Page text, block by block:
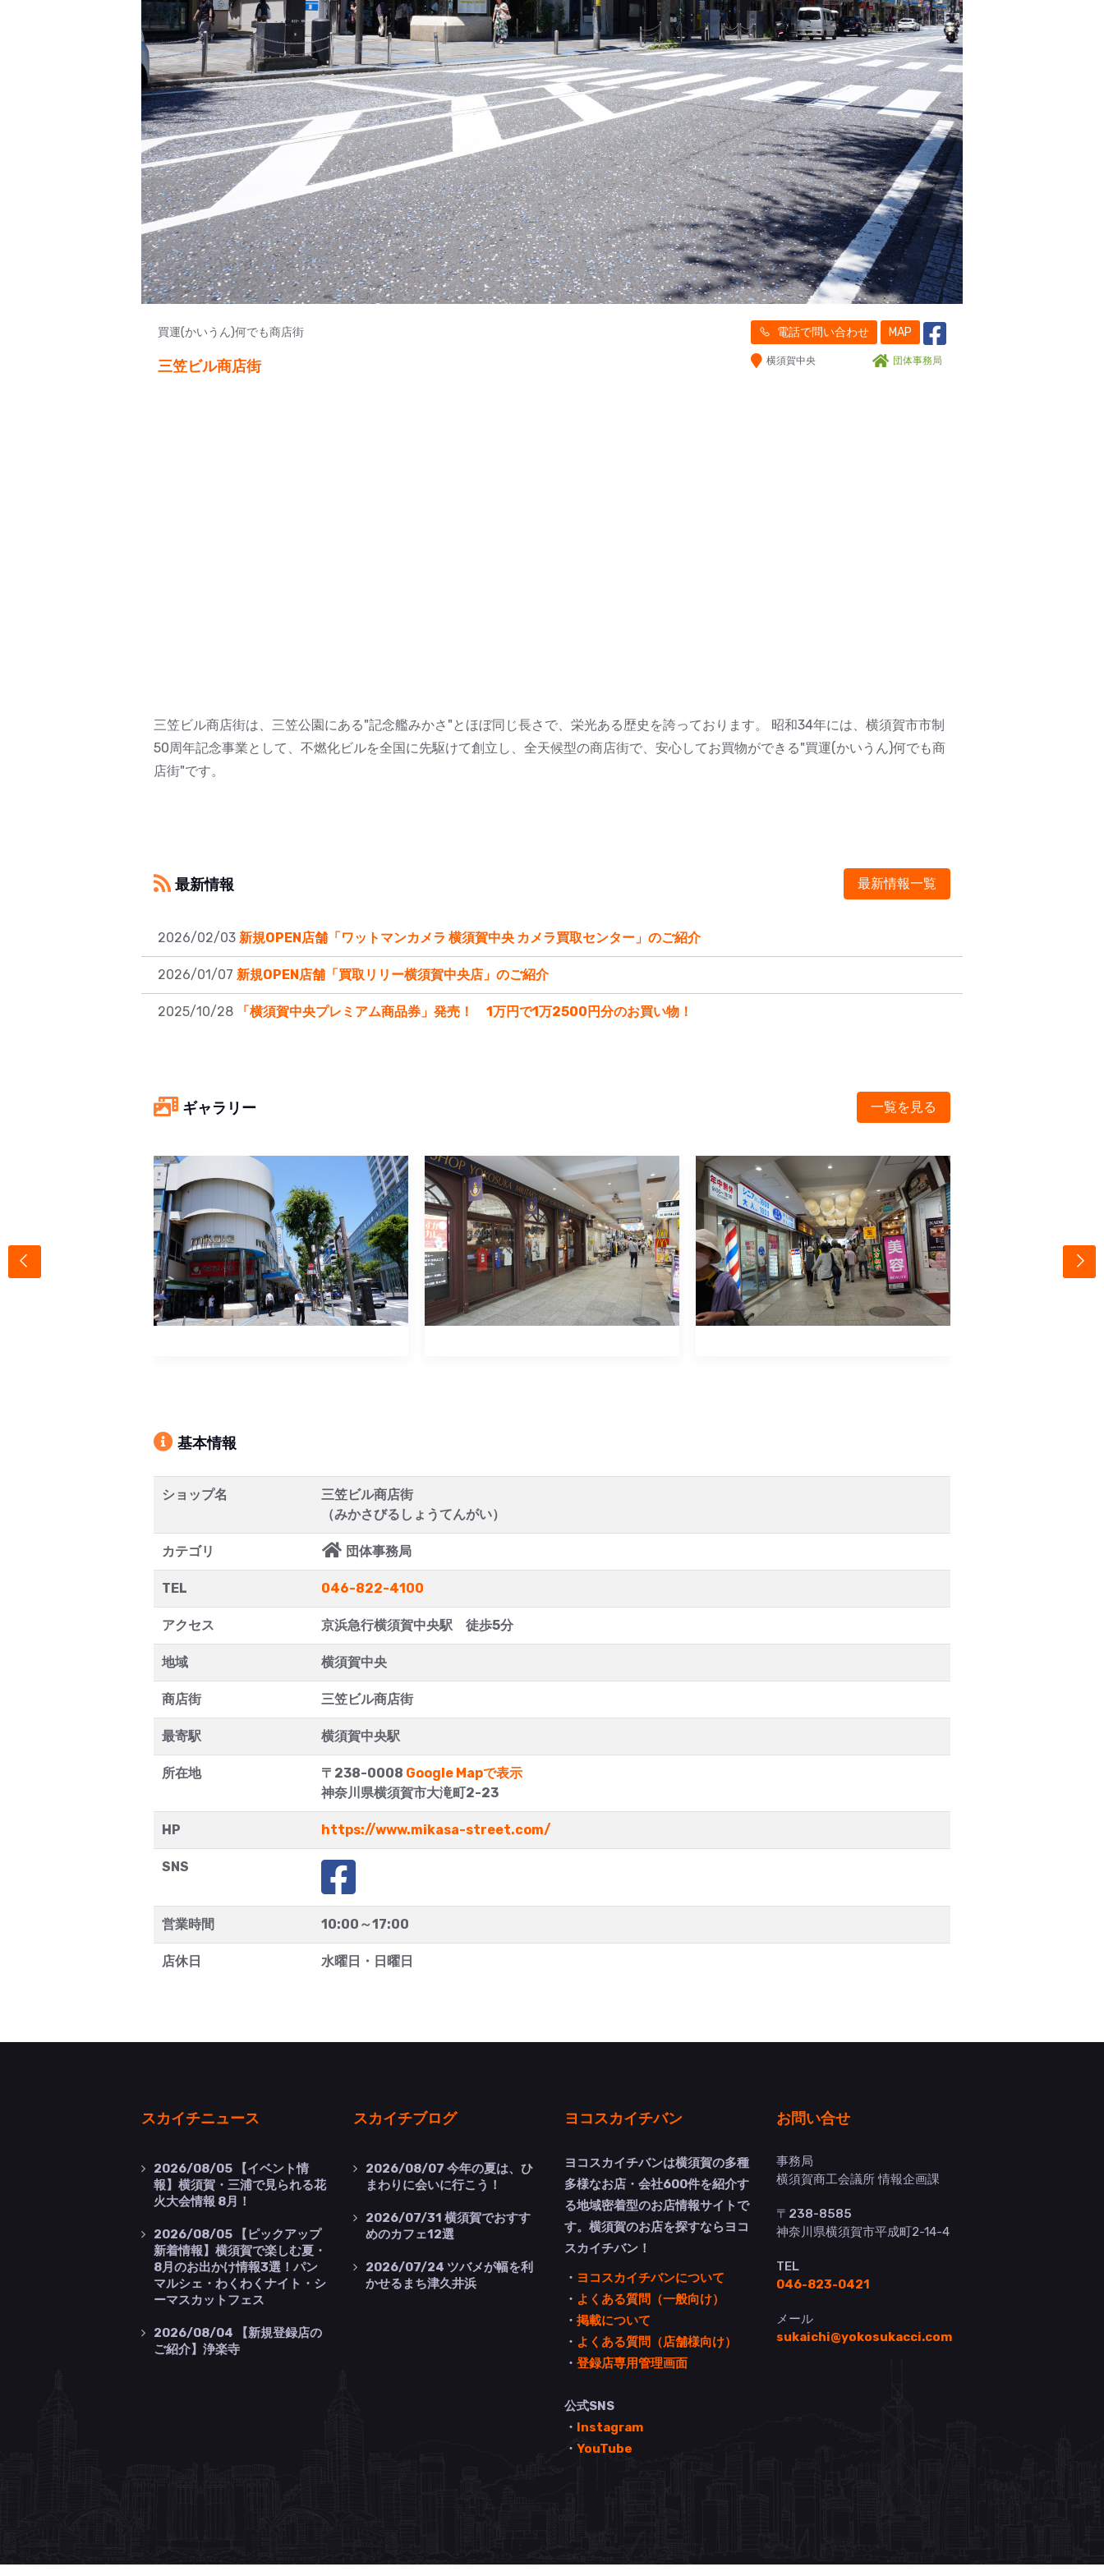
買運(かいうん)何でも商店街
三笠ビル商店街
電話で問い合わせ MAP
横須賀中央 団体事務局
三笠ビル商店街は、三笠公園にある"記念艦みかさ"とほぼ同じ長さで、栄光ある歴史を誇っております。 昭和34年には、横須賀市市制
50周年記念事業として、不燃化ビルを全国に先駆けて創立し、全天候型の商店街で、安心してお買物ができる"買運(かいうん)何でも商
店街"です。
最新情報 最新情報一覧
2026/02/03 新規OPEN店舗「ワットマンカメラ 横須賀中央 カメラ買取センター」のご紹介
2026/01/07 新規OPEN店舗「買取リリー横須賀中央店」のご紹介
2025/10/28 「横須賀中央プレミアム商品券」発売！ 1万円で1万2500円分のお買い物！
ギャラリー 一覧を見る
基本情報
ショップ名
三笠ビル商店街
（みかさびるしょうてんがい）
カテゴリ 団体事務局
TEL 046-822-4100
アクセス 京浜急行横須賀中央駅 徒歩5分
地域 横須賀中央
商店街 三笠ビル商店街
最寄駅 横須賀中央駅
所在地 〒238-0008 Google Mapで表示
神奈川県横須賀市大滝町2-23
HP https://www.mikasa-street.com/
SNS
営業時間 10:00～17:00
店休日 水曜日・日曜日
スカイチニュース
2026/08/05 【イベント情
報】横須賀・三浦で見られる花
火大会情報 8月！
2026/08/05 【ピックアップ
新着情報】横須賀で楽しむ夏・
8月のお出かけ情報3選！パン
マルシェ・わくわくナイト・シ
ーマスカットフェス
2026/08/04 【新規登録店の
ご紹介】浄楽寺
スカイチブログ
2026/08/07 今年の夏は、ひ
まわりに会いに行こう！
2026/07/31 横須賀でおすす
めのカフェ12選
2026/07/24 ツバメが幅を利
かせるまち津久井浜
ヨコスカイチバン
ヨコスカイチバンは横須賀の多種
多様なお店・会社600件を紹介す
る地域密着型のお店情報サイトで
す。横須賀のお店を探すならヨコ
スカイチバン！
・ ヨコスカイチバンについて
・ よくある質問（一般向け）
・ 掲載について
・ よくある質問（店舗様向け）
・ 登録店専用管理画面
公式SNS
・ Instagram
・ YouTube
お問い合せ
事務局
横須賀商工会議所 情報企画課
〒238-8585
神奈川県横須賀市平成町2-14-4
TEL
046-823-0421
メール
sukaichi@yokosukacci.com